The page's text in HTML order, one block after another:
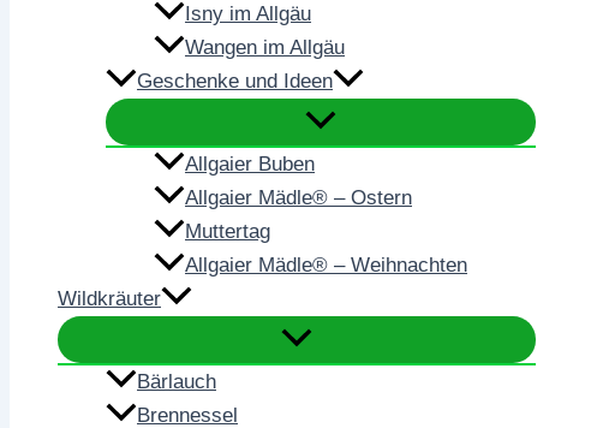
Isny im Allgäu
Wangen im Allgäu
Geschenke und Ideen
Allgaier Buben
Allgaier Mädle® – Ostern
Muttertag
Allgaier Mädle® – Weihnachten
Wildkräuter
Bärlauch
Brennessel